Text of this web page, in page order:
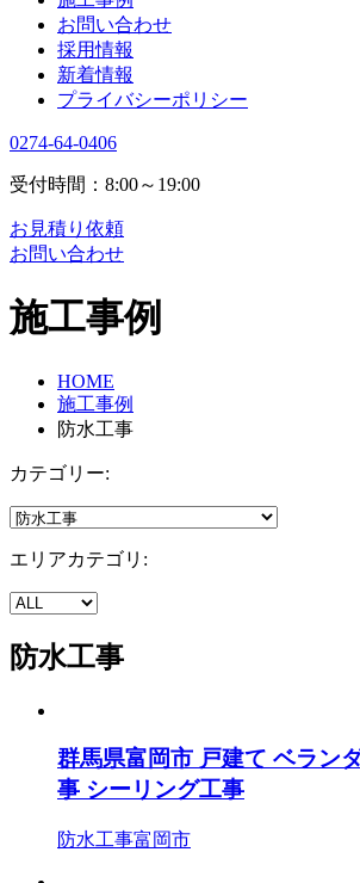
お問い合わせ
採用情報
新着情報
プライバシーポリシー
0274-64-0406
受付時間：8:00～19:00
お見積り依頼
お問い合わせ
施工事例
HOME
施工事例
防水工事
カテゴリー:
エリアカテゴリ:
防水工事
群馬県富岡市 戸建て ベラン
事 シーリング工事
防水工事富岡市